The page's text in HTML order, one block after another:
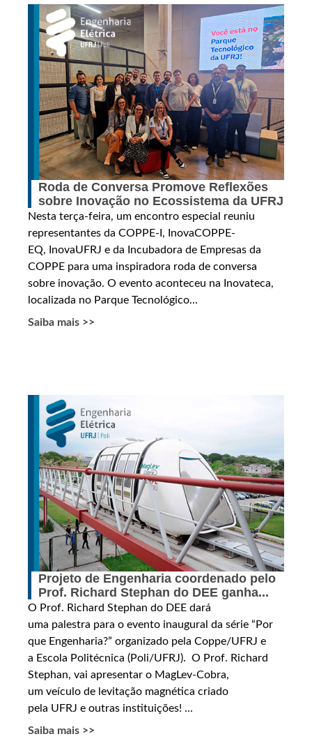
Roda de Conversa Promove Reflexões
sobre Inovação no Ecossistema da UFRJ
Nesta terça-feira, um encontro especial reuniu
representantes da COPPE-I, InovaCOPPE-
EQ, InovaUFRJ e da Incubadora de Empresas da
COPPE para uma inspiradora roda de conversa
sobre inovação. O evento aconteceu na Inovateca,
localizada no Parque Tecnológico...
Saiba mais >>
Projeto de Engenharia coordenado pelo
Prof. Richard Stephan do DEE ganha...
O Prof. Richard Stephan do DEE dará
uma palestra para o evento inaugural da série “Por
que Engenharia?” organizado pela Coppe/UFRJ e
a Escola Politécnica (Poli/UFRJ). O Prof. Richard
Stephan, vai apresentar o MagLev-Cobra,
um veículo de levitação magnética criado
pela UFRJ e outras instituições! ...
Saiba mais >>